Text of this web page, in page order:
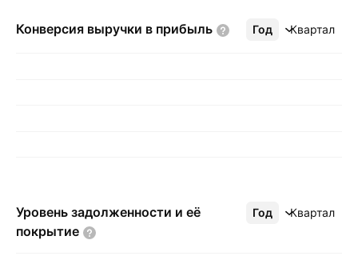
Конверсия выручки в прибыль Год Квартал
Ещё
Уровень задолженности и её
покрытие
Год Квартал
Ещё